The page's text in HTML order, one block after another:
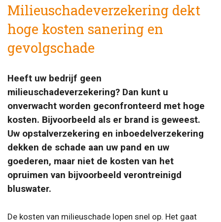
Milieuschadeverzekering dekt
hoge kosten sanering en
gevolgschade
Heeft uw bedrijf geen
milieuschadeverzekering? Dan kunt u
onverwacht worden geconfronteerd met hoge
kosten. Bijvoorbeeld als er brand is geweest.
Uw opstalverzekering en inboedelverzekering
dekken de schade aan uw pand en uw
goederen, maar niet de kosten van het
opruimen van bijvoorbeeld verontreinigd
bluswater.
De kosten van milieuschade lopen snel op. Het gaat